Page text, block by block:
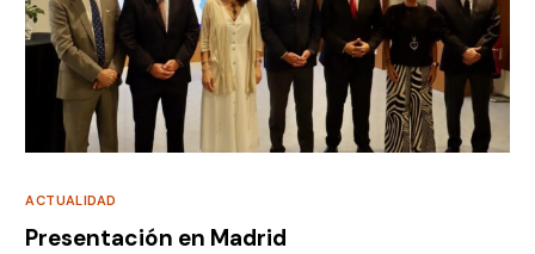
ACTUALIDAD
Presentación en Madrid